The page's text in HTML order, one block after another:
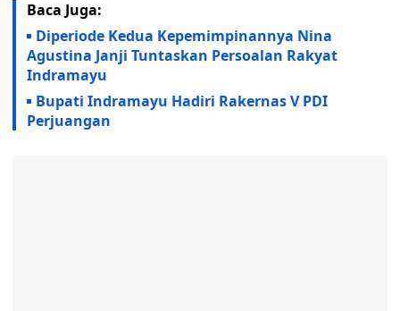
Baca Juga:
Diperiode Kedua Kepemimpinannya Nina
Agustina Janji Tuntaskan Persoalan Rakyat
Indramayu
Bupati Indramayu Hadiri Rakernas V PDI
Perjuangan